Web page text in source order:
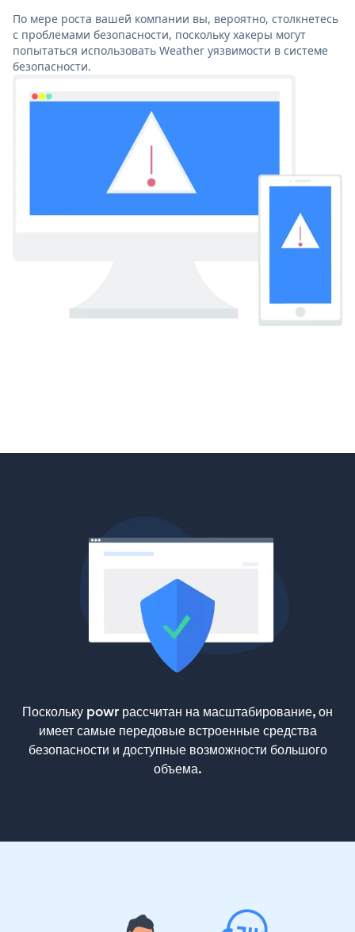
По мере роста вашей компании вы, вероятно, столкнетесь
с проблемами безопасности, поскольку хакеры могут
попытаться использовать Weather уязвимости в системе
безопасности.
Поскольку powr рассчитан на масштабирование, он
имеет самые передовые встроенные средства
безопасности и доступные возможности большого
объема.